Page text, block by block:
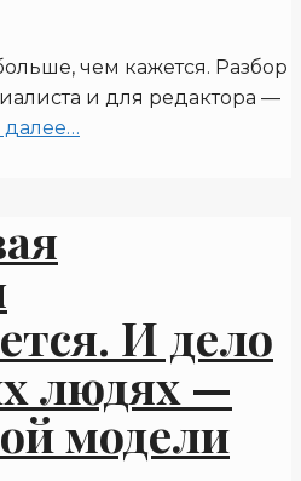
чем кажется. Разбор
и для редактора —
далее…
И дело
людях —
модели